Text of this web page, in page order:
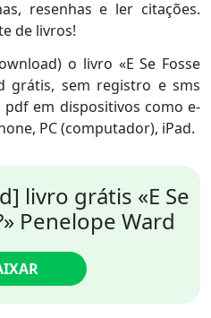
resenhas e ler citações.
de livros!
o livro «E Se Fosse
grátis, sem registro e sms
em dispositivos como e-
PC (computador), iPad.
livro grátis «E Se
Penelope Ward